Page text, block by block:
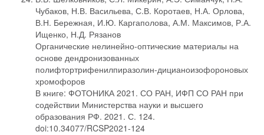
Чубаков, Н.В. Васильева, С.В. Коротаев, Н.А. Орлова,
В.Н. Бережная, И.Ю. Каргаполова, А.М. Максимов, Р.А.
Ищенко, Н.Д. Рязанов
Органические нелинейно-оптические материалы на
основе дендронизованных
полифтортрифенилпиразолин-дицианоизофороновых
хромофоров
В книге: ФОТОНИКА 2021. СО РАН, ИФП СО РАН при
содействии Министерства науки и высшего
образования РФ. 2021. С. 124.
doi:10.34077/RCSP2021-124